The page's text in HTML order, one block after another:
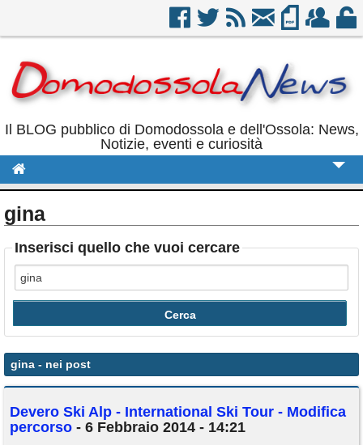
Il BLOG pubblico di Domodossola e dell'Ossola: News,
Notizie, eventi e curiosità
Politica
Eventi
Calendario
Annunci
gina
Inserisci quello che vuoi cercare
gina - nei post
Devero Ski Alp - International Ski Tour - Modifica
percorso - 6 Febbraio 2014 - 14:21